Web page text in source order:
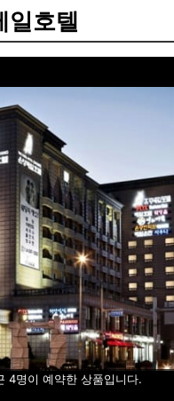
일호텔
4명이 예약한 상품입니다.